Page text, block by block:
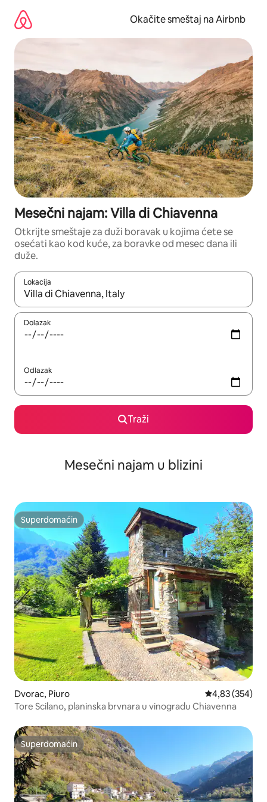
sadržaj
Okačite smeštaj na Airbnb
Mesečni najam: Villa di Chiavenna
Otkrijte smeštaje za duži boravak u kojima ćete se
osećati kao kod kuće, za boravke od mesec dana ili
duže.
Lokacija
Kad su rezultati dostupni, možete da se krećete kroz njih
Dolazak
Odlazak
Traži
Mesečni najam u blizini
Superdomaćin
Superdomaćin
Dvorac, Piuro Prosečna
4,83 (354)
Tore Scilano, planinska brvnara u vinogradu Chiavenna
Superdomaćin
Superdomaćin